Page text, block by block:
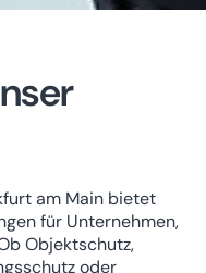
am Main bietet
für Unternehmen,
Objektschutz,
oder